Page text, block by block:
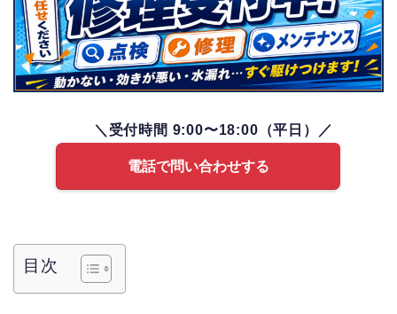
＼受付時間 9:00〜18:00（平日）／
電話で問い合わせする
目次